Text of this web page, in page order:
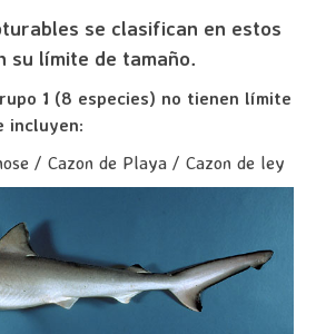
se clasifican en estos
su límite de tamaño.
1 (8 especies) no tienen límite
incluyen:
/ Cazon de Playa / Cazon de ley